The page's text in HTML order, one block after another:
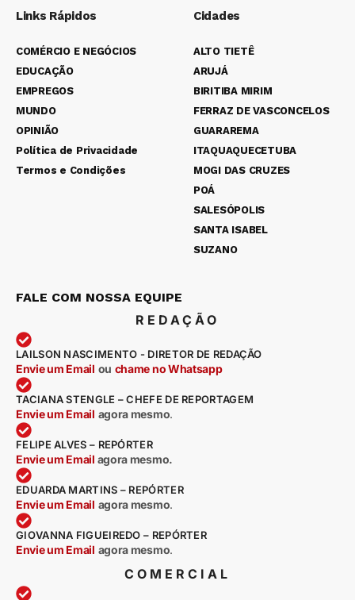
Links Rápidos
COMÉRCIO E NEGÓCIOS
EDUCAÇÃO
EMPREGOS
MUNDO
OPINIÃO
Política de Privacidade
Termos e Condições
Cidades
ALTO TIETÊ
ARUJÁ
BIRITIBA MIRIM
FERRAZ DE VASCONCELOS
GUARAREMA
ITAQUAQUECETUBA
MOGI DAS CRUZES
POÁ
SALESÓPOLIS
SANTA ISABEL
SUZANO
FALE COM NOSSA EQUIPE
REDAÇÃO
LAILSON NASCIMENTO - DIRETOR DE REDAÇÃO
Envie um Email ou chame no Whatsapp
TACIANA STENGLE – CHEFE DE REPORTAGEM
Envie um Email agora mesmo.
FELIPE ALVES – REPÓRTER
Envie um Email agora mesmo.
EDUARDA MARTINS – REPÓRTER
Envie um Email agora mesmo.
GIOVANNA FIGUEIREDO – REPÓRTER
Envie um Email agora mesmo.
COMERCIAL